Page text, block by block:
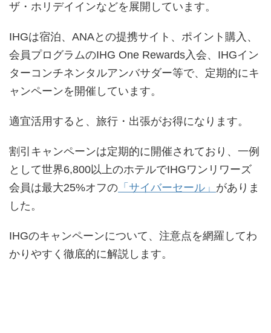
ザ・ホリデイインなどを展開しています。
IHGは宿泊、ANAとの提携サイト、ポイント購入、
会員プログラムのIHG One Rewards入会、IHGイン
ターコンチネンタルアンバサダー等で、定期的にキ
ャンペーンを開催しています。
適宜活用すると、旅行・出張がお得になります。
割引キャンペーンは定期的に開催されており、一例
として世界6,800以上のホテルでIHGワンリワーズ
会員は最大25%オフの 「サイバーセール」 がありま
した。
IHGのキャンペーンについて、注意点を網羅してわ
かりやすく徹底的に解説します。